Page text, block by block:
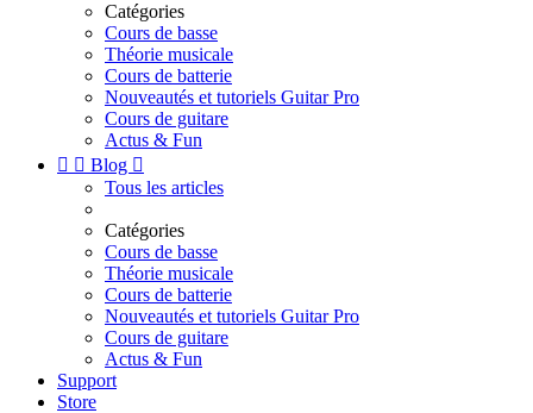
Catégories
Cours de basse
Théorie musicale
Cours de batterie
Nouveautés et tutoriels Guitar Pro
Cours de guitare
Actus & Fun
  Blog 
Tous les articles
Catégories
Cours de basse
Théorie musicale
Cours de batterie
Nouveautés et tutoriels Guitar Pro
Cours de guitare
Actus & Fun
Support
Store